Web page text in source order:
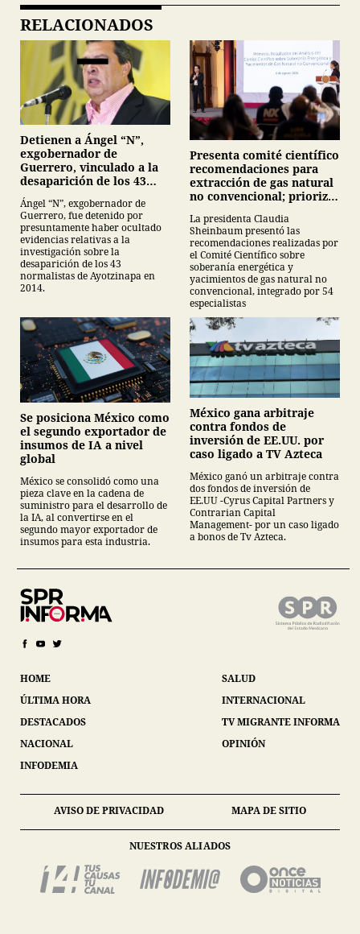
RELACIONADOS
Detienen a Ángel “N”,
exgobernador de
Guerrero, vinculado a la
desaparición de los 43
normalistas de
Ayotzinapa
Ángel “N”, exgobernador de
Guerrero, fue detenido por
presuntamente haber ocultado
evidencias relativas a la
investigación sobre la
desaparición de los 43
normalistas de Ayotzinapa en
2014.
Presenta comité científico
recomendaciones para
extracción de gas natural
no convencional; prioriza
descarta yacimiento
Tampico-Misantla
La presidenta Claudia
Sheinbaum presentó las
recomendaciones realizadas por
el Comité Científico sobre
soberanía energética y
yacimientos de gas natural no
convencional, integrado por 54
especialistas
Se posiciona México como
el segundo exportador de
insumos de IA a nivel
global
México se consolidó como una
pieza clave en la cadena de
suministro para el desarrollo de
la IA, al convertirse en el
segundo mayor exportador de
insumos para esta industria.
México gana arbitraje
contra fondos de
inversión de EE.UU. por
caso ligado a TV Azteca
México ganó un arbitraje contra
dos fondos de inversión de
EE.UU -Cyrus Capital Partners y
Contrarian Capital
Management- por un caso ligado
a bonos de Tv Azteca.
HOME
ÚLTIMA HORA
DESTACADOS
NACIONAL
INFODEMIA
SALUD
INTERNACIONAL
TV MIGRANTE INFORMA
OPINIÓN
AVISO DE PRIVACIDAD MAPA DE SITIO
NUESTROS ALIADOS